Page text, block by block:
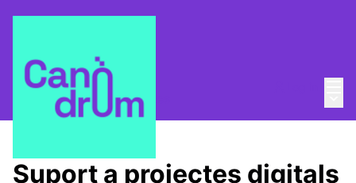
Pla Estratègic Propostes
Suport a projectes digitals